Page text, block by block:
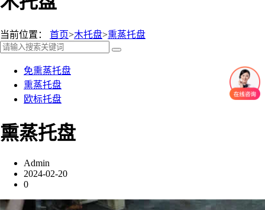
当前位置： 首页>木托盘>熏蒸托盘
免熏蒸托盘
熏蒸托盘
欧标托盘
熏蒸托盘
Admin
2024-02-20
0